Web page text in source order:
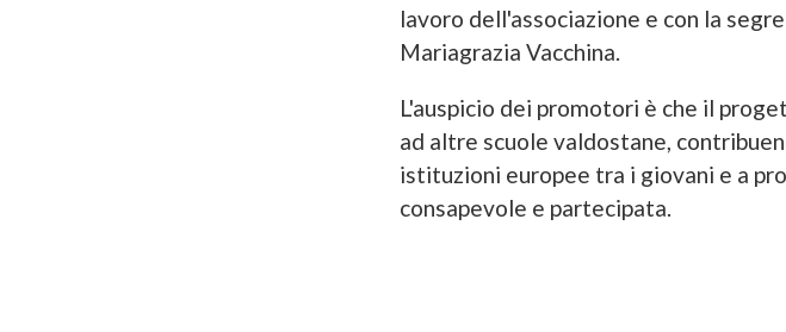
lavoro dell'associazione e con la
Mariagrazia Vacchina.
L'auspicio dei promotori è che il
ad altre scuole valdostane,
istituzioni europee tra i giovani e a
consapevole e partecipata.